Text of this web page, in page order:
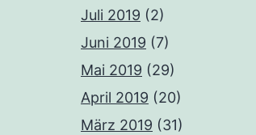
Juli 2019 (2)
Juni 2019 (7)
Mai 2019 (29)
April 2019 (20)
März 2019 (31)